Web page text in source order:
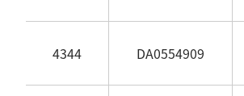
4344 DA0554909